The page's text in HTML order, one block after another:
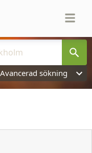
Avancerad sökning